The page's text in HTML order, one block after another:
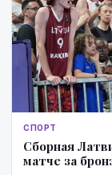
СПОРТ
Сборная
матче за